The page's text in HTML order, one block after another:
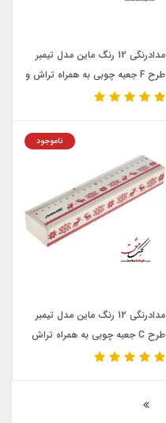
مدادرنگی 12 رنگ ماین مدل تیمبر
طرح F جعبه چوبی به همراه تراش و
پاکن کد 512
ناموجود
مدادرنگی 12 رنگ ماین مدل تیمبر
طرح C جعبه چوبی به همراه تراش